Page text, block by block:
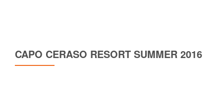
CAPO CERASO RESORT SUMMER 2016